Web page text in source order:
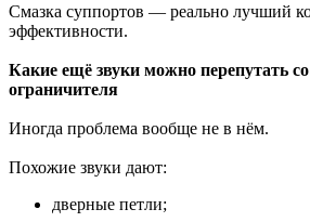
Смазка суппортов — реально лучший
эффективности.
Какие ещё звуки можно перепутать
ограничителя
Иногда проблема вообще не в нём.
Похожие звуки дают:
дверные петли;